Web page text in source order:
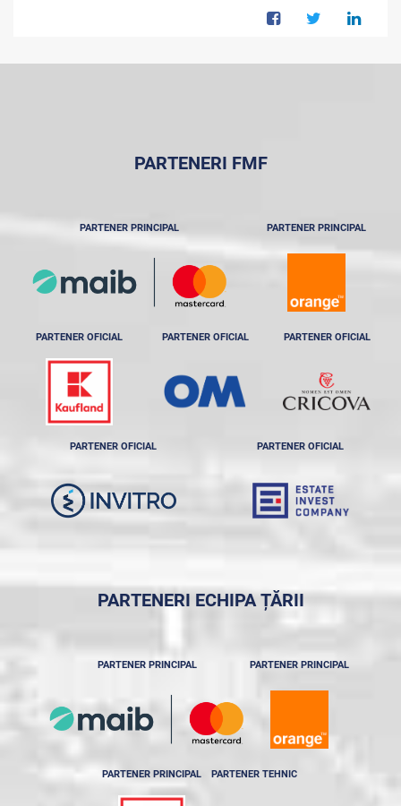
PARTENERI FMF
PARTENER PRINCIPAL PARTENER PRINCIPAL
PARTENER OFICIAL PARTENER OFICIAL PARTENER OFICIAL
PARTENER OFICIAL PARTENER OFICIAL
PARTENERI ECHIPA ȚĂRII
PARTENER PRINCIPAL PARTENER PRINCIPAL
PARTENER PRINCIPAL PARTENER TEHNIC